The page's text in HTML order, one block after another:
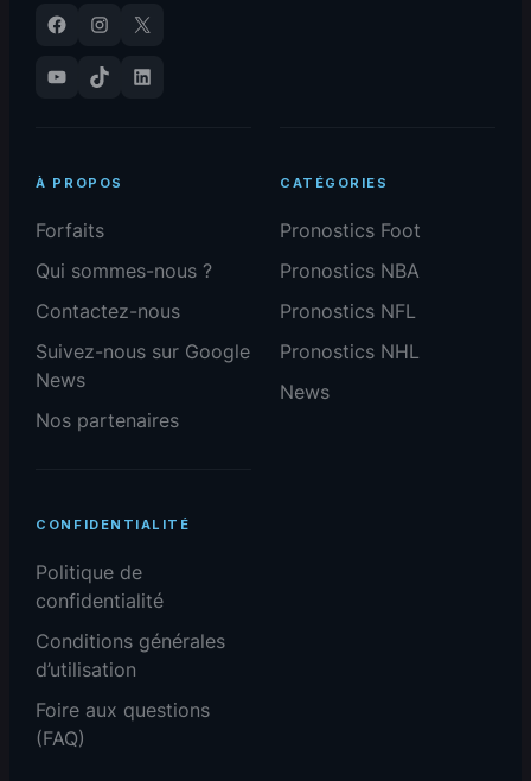
Facebook Instagram
X
YouTube
TikTok LinkedIn
À PROPOS
Forfaits
Qui sommes-nous ?
Contactez-nous
Suivez-nous sur Google
News
Nos partenaires
CATÉGORIES
Pronostics Foot
Pronostics NBA
Pronostics NFL
Pronostics NHL
News
CONFIDENTIALITÉ
Politique de
confidentialité
Conditions générales
d’utilisation
Foire aux questions
(FAQ)